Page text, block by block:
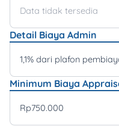
Data tidak tersedia
Detail Biaya Admin
1,1% dari plafon
Minimum Biaya
Rp750.000